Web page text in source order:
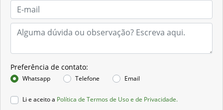
Preferência de contato:
Whatsapp Telefone Email
Li e aceito a Política de Termos de Uso e de Privacidade.